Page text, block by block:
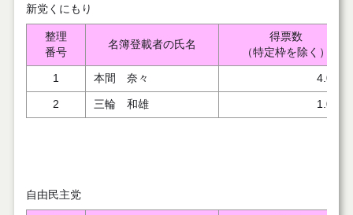
新党くにもり
整理
番号
名簿登載者の氏名
得票数
（特定枠を除く）
1 本間 奈々 4.000
2 三輪 和雄 1.000
自由民主党